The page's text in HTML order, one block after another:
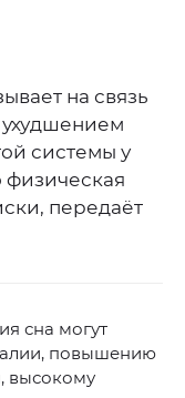
на связь
системы у
физическая
передаёт
сна могут
повышению
высокому